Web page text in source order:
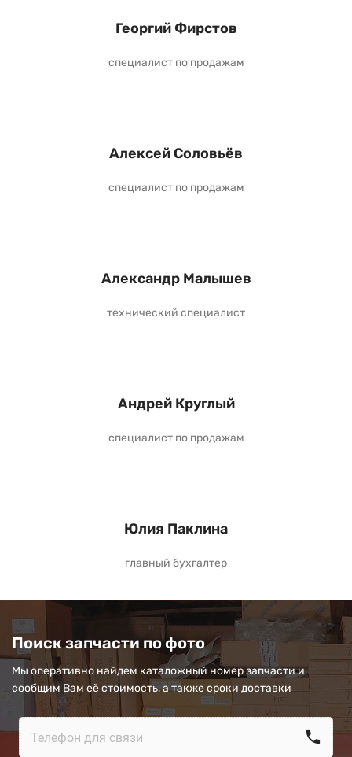
Георгий Фирстов
специалист по продажам
Алексей Соловьёв
специалист по продажам
Александр Малышев
технический специалист
Андрей Круглый
специалист по продажам
Юлия Паклина
главный бухгалтер
Поиск запчасти по фото
Мы оперативно найдем каталожный номер запчасти и
сообщим Вам её стоимость, а также сроки доставки
call